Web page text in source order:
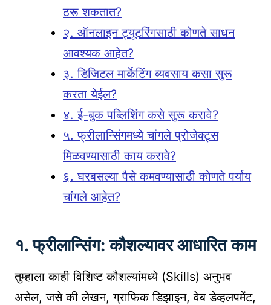
ठरू शकतात?
२. ऑनलाइन ट्यूटरिंगसाठी कोणते साधन
आवश्यक आहेत?
३. डिजिटल मार्केटिंग व्यवसाय कसा सुरू
करता येईल?
४. ई-बुक पब्लिशिंग कसे सुरू करावे?
५. फ्रीलान्सिंगमध्ये चांगले प्रोजेक्ट्स
मिळवण्यासाठी काय करावे?
६. घरबसल्या पैसे कमवण्यासाठी कोणते पर्याय
चांगले आहेत?
१. फ्रीलान्सिंग: कौशल्यावर आधारित काम
तुम्हाला काही विशिष्ट कौशल्यांमध्ये (Skills) अनुभव
असेल, जसे की लेखन, ग्राफिक डिझाइन, वेब डेव्हलपमेंट,